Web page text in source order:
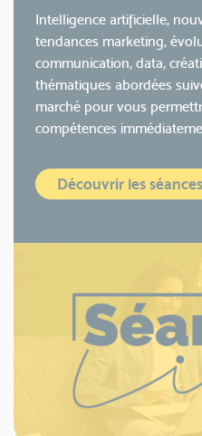
Intelligence artificielle,
tendances marketing,
communication, data,
thématiques abordées
marché pour vous
compétences
Découvrir les